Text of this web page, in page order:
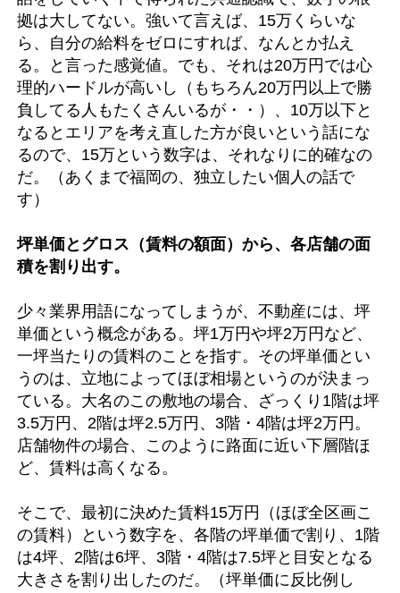
拠は大してない。強いて言えば、15万くらいな
ら、自分の給料をゼロにすれば、なんとか払え
る。と言った感覚値。でも、それは20万円では心
理的ハードルが高いし（もちろん20万円以上で勝
負してる人もたくさんいるが・・）、10万以下と
なるとエリアを考え直した方が良いという話にな
るので、15万という数字は、それなりに的確なの
だ。（あくまで福岡の、独立したい個人の話で
す）
坪単価とグロス（賃料の額面）から、各店舗の面
積を割り出す。
少々業界用語になってしまうが、不動産には、坪
単価という概念がある。坪1万円や坪2万円など、
一坪当たりの賃料のことを指す。その坪単価とい
うのは、立地によってほぼ相場というのが決まっ
ている。大名のこの敷地の場合、ざっくり1階は坪
3.5万円、2階は坪2.5万円、3階・4階は坪2万円。
店舗物件の場合、このように路面に近い下層階ほ
ど、賃料は高くなる。
そこで、最初に決めた賃料15万円（ほぼ全区画こ
の賃料）という数字を、各階の坪単価で割り、1階
は4坪、2階は6坪、3階・4階は7.5坪と目安となる
大きさを割り出したのだ。（坪単価に反比例し